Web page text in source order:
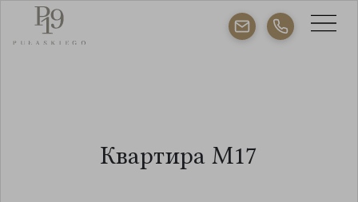
Квартира M17